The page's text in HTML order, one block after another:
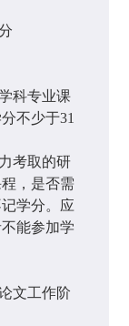
科专业课
不少于31
考取的研
，是否需
学分。应
能参加学
文工作阶